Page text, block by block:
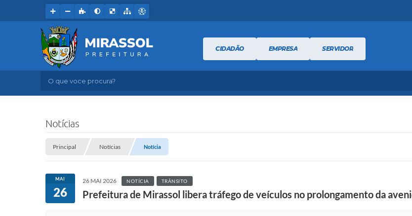
O que voce procura?
CIDADÃO EMPRESA SERVIDOR
Notícias
Principal Notícias Notícia
MAI
26
26 MAI 2026 NOTÍCIA TRÂNSITO
Prefeitura de Mirassol libera tráfego de veículos no prolongamento da